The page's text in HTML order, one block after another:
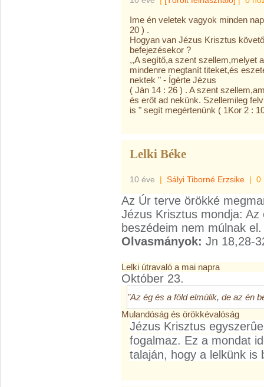
Ime én veletek vagyok minden
20 ) .
Hogyan van Jézus Krisztus
befejezésekor ?
,,A segítő,a szent szellem,melyet
mindenre megtanít titeket,és
nektek " - Ígérte Jézus
( Ján 14 : 26 ) . A szent
és erőt ad nekünk. Szellemileg
is " segít megértenünk ( 1Kor 2 :
Lelki Béke
10 éve | Sályi Tiborné Erzsike | 0
Az Úr terve örökké
Jézus Krisztus mondja:
beszédeim nem múlnak
Olvasmányok: Jn 18,28-
Lelki útravaló a mai napra
Október 23.
"Az ég és a föld elmúlik, de az én
Mulandóság és örökkévalóság
Jézus Krisztus
fogalmaz. Ez a mondat
talaján, hogy a lelkünk is